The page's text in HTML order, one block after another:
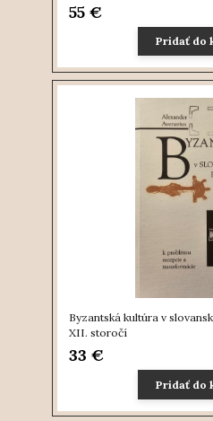
55 €
Pridať do
Byzantská kultúra v
XII. storočí
33 €
Pridať do